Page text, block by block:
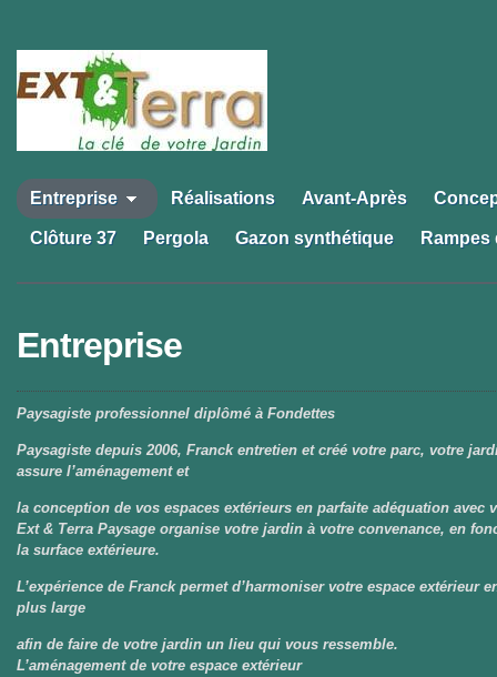
Entreprise Réalisations Avant-Après
Clôture 37 Pergola Gazon synthétique Rampes
Entreprise
Paysagiste professionnel diplômé à Fondettes
Paysagiste depuis 2006, Franck entretien et créé votre parc, votre
assure l’aménagement et
la conception de vos espaces extérieurs en parfaite adéquation avec
Ext & Terra Paysage organise votre jardin à votre convenance, en
la surface extérieure.
L’expérience de Franck permet d’harmoniser votre espace extérieur
plus large
afin de faire de votre jardin un lieu qui vous ressemble.
L’aménagement de votre espace extérieur